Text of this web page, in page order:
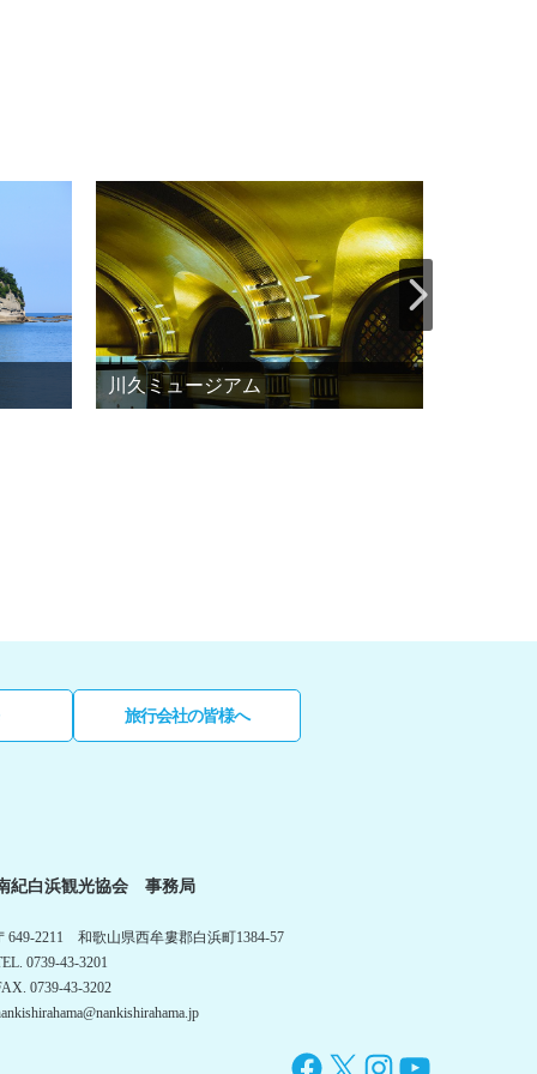
川久ミュージアム
旅行会社の皆様へ
紀白浜観光協会 事務局
649-2211 和歌山県西牟婁郡白浜町1384-57
0739-43-3201
0739-43-3202
Facebook X Instagram YouTube